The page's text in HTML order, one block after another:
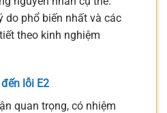
do phổ biến nhất và các
theo kinh nghiệm
lỗi E2
quan trọng, có nhiệm